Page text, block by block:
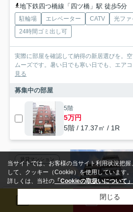
地下鉄四つ橋線「四ツ橋」駅 徒歩5分
駐輪場 エレベーター CATV 光ファ
24時間ゴミ出し可
実際に部屋を確認して納得の新居選びを。
ムーズです。暑い日でも寒い日でも、エア
見る
募集中の部屋
5階
5万円
5階 / 17.37㎡ / 1R
賃貸マンション
来店予約
当サイトでは、お客様の当サイト利用状況把
して、クッキー（Cookie）を使用しています。
詳しくは、当社の 「Cookieの取扱いについて」
閉じる